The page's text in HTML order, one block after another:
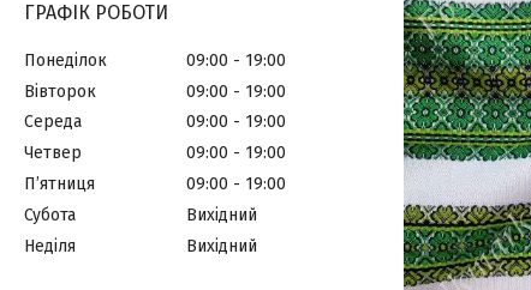
ГРАФІК РОБОТИ
Понеділок 09:00
19:00
Вівторок
09:00
19:00
Середа
09:00
19:00
Четвер
09:00
19:00
Пʼятниця
09:00
19:00
Субота
Вихідний
Неділя
Вихідний